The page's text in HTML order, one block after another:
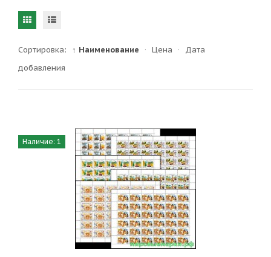
Сортировка: ↑ Наименование · Цена ·
Дата
добавления
Наличие: 1